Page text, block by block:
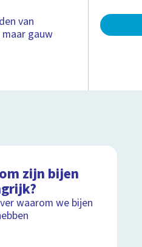
van
maar gauw
zijn bijen
waarom we bijen